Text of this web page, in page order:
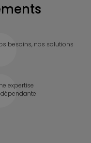
besoins, nos solutions
expertise